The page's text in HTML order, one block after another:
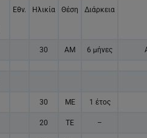
Εθν. Ηλικία Θέση Διάρκεια
30 ΑΜ 6 μήνες
30 ΜΕ 1 έτος
20 ΤΕ –